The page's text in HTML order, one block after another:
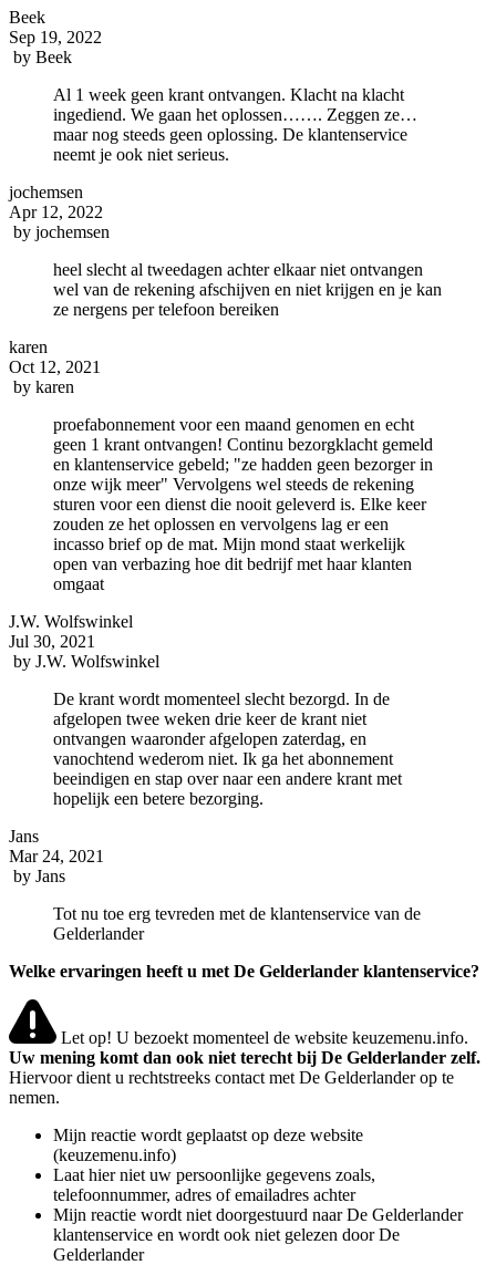
Beek
Sep 19, 2022
by Beek
Al 1 week geen krant ontvangen. Klacht na klacht
ingediend. We gaan het oplossen……. Zeggen ze…
maar nog steeds geen oplossing. De klantenservice
neemt je ook niet serieus.
jochemsen
Apr 12, 2022
by jochemsen
heel slecht al tweedagen achter elkaar niet ontvangen
wel van de rekening afschijven en niet krijgen en je kan
ze nergens per telefoon bereiken
karen
Oct 12, 2021
by karen
proefabonnement voor een maand genomen en echt
geen 1 krant ontvangen! Continu bezorgklacht gemeld
en klantenservice gebeld; "ze hadden geen bezorger in
onze wijk meer" Vervolgens wel steeds de rekening
sturen voor een dienst die nooit geleverd is. Elke keer
zouden ze het oplossen en vervolgens lag er een
incasso brief op de mat. Mijn mond staat werkelijk
open van verbazing hoe dit bedrijf met haar klanten
omgaat
J.W. Wolfswinkel
Jul 30, 2021
by J.W. Wolfswinkel
De krant wordt momenteel slecht bezorgd. In de
afgelopen twee weken drie keer de krant niet
ontvangen waaronder afgelopen zaterdag, en
vanochtend wederom niet. Ik ga het abonnement
beeindigen en stap over naar een andere krant met
hopelijk een betere bezorging.
Jans
Mar 24, 2021
by Jans
Tot nu toe erg tevreden met de klantenservice van de
Gelderlander
Welke ervaringen heeft u met De Gelderlander klantenservice?
Let op! U bezoekt momenteel de website keuzemenu.info.
Uw mening komt dan ook niet terecht bij De Gelderlander zelf.
Hiervoor dient u rechtstreeks contact met De Gelderlander op te
nemen.
Mijn reactie wordt geplaatst op deze website
(keuzemenu.info)
Laat hier niet uw persoonlijke gegevens zoals,
telefoonnummer, adres of emailadres achter
Mijn reactie wordt niet doorgestuurd naar De Gelderlander
klantenservice en wordt ook niet gelezen door De
Gelderlander